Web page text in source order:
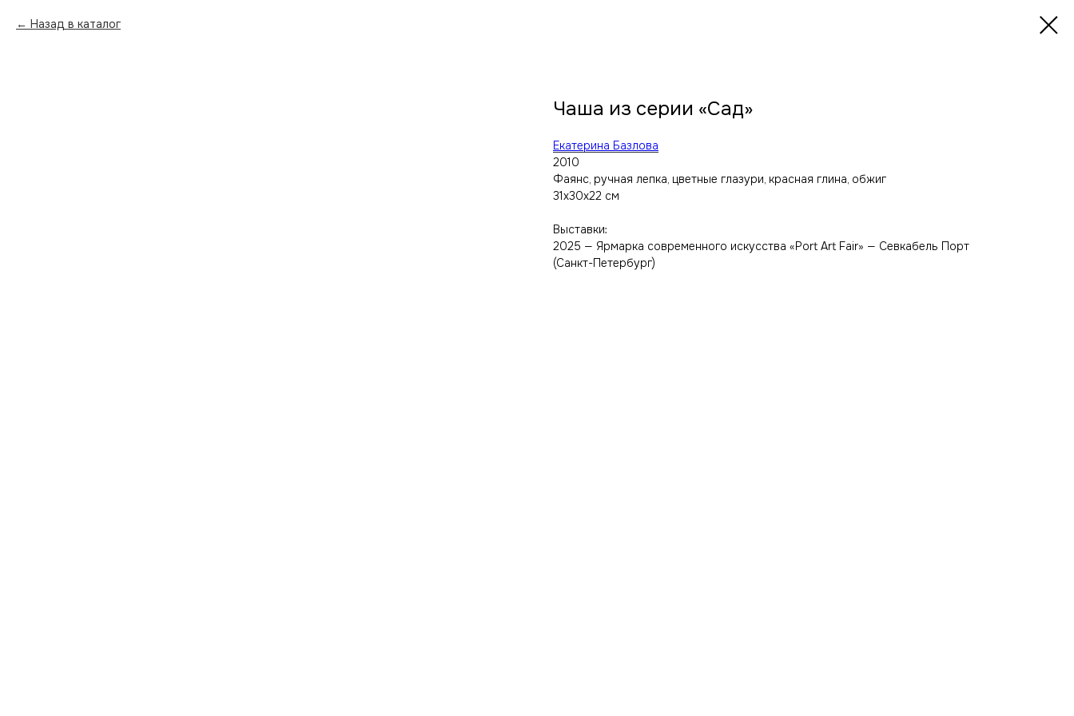
Назад в каталог
Чаша из серии «Сад»
Екатерина Базлова
2010
Фаянс, ручная лепка, цветные глазури, красная глина, обжиг
31х30х22 см
Выставки:
2025 — Ярмарка современного искусства «Port Art Fair» — Севкабель Порт
(Санкт-Петербург)